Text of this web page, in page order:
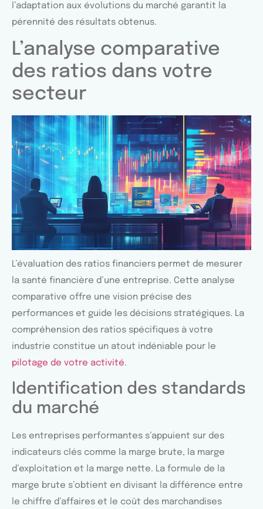
l’adaptation aux évolutions du marché garantit la
pérennité des résultats obtenus.
L’analyse comparative
des ratios dans votre
secteur
L’évaluation des ratios financiers permet de mesurer
la santé financière d’une entreprise. Cette analyse
comparative offre une vision précise des
performances et guide les décisions stratégiques. La
compréhension des ratios spécifiques à votre
industrie constitue un atout indéniable pour le
pilotage de votre activité.
Identification des standards
du marché
Les entreprises performantes s’appuient sur des
indicateurs clés comme la marge brute, la marge
d’exploitation et la marge nette. La formule de la
marge brute s’obtient en divisant la différence entre
le chiffre d’affaires et le coût des marchandises